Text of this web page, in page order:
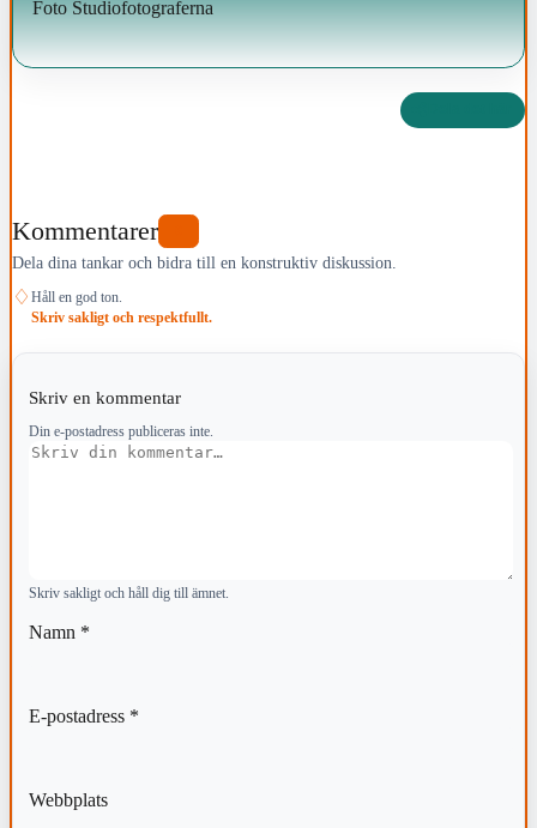
Foto Studiofotograferna
Kommentarer
Dela dina tankar och bidra till en konstruktiv diskussion.
♢ Håll en god ton.
Skriv sakligt och respektfullt.
Skriv en kommentar
Din e-postadress publiceras inte.
Kommentar
Skriv sakligt och håll dig till ämnet.
Namn *
E-postadress *
Webbplats